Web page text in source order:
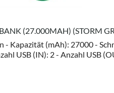
(27.000MAH) (STORM
- Kapazität (mAh): 27000 -
USB (IN): 2 - Anzahl USB